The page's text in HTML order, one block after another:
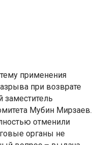
применения
при возврате
заместитель
Мубин Мирзаев.
отменили
органы не